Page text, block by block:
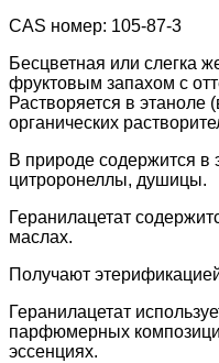
CAS номер: 105-87-3
Бесцветная или слегка
фруктовым запахом с
Растворяется в
органических
В природе содержится
цитроронеллы, душицы.
Геранилацетат
маслах.
Получают
Геранилацетат
парфюмерных
эссенциях.